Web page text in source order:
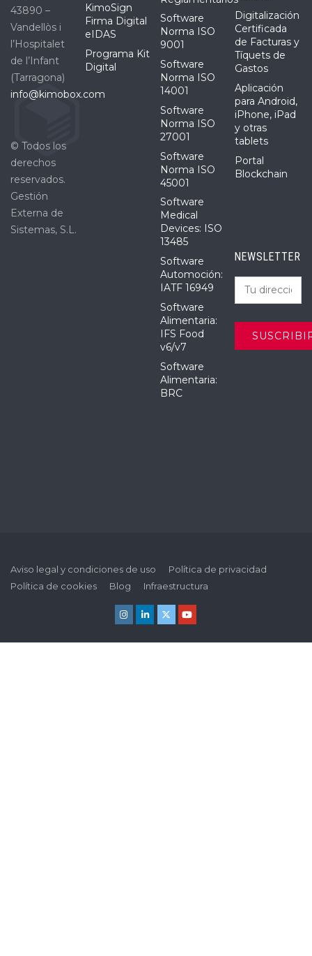
43890 –
Vandellòs i
l’Hospitalet
de l’Infant
(Tarragona)
info@kimobox.com
© Todos los
derechos
reservados.
Gestión
Externa de
Sistemas, S.L.
KimoSign
Firma Digital
eIDAS
Programa Kit
Digital
Software
Norma ISO
9001
Software
Norma ISO
14001
Software
Norma ISO
27001
Software
Norma ISO
45001
Software
Medical
Devices: ISO
13485
Software
Automoción:
IATF 16949
Software
Alimentaria:
IFS Food
v6/v7
Software
Alimentaria:
BRC
Digitalización
Certificada
de Facturas y
Tíquets de
Gastos
Aplicación
para Android,
iPhone, iPad
y otras
tablets
Portal
Blockchain
NEWSLETTER
Aviso legal y condiciones de uso
Política de privacidad
Política de cookies
Blog Infraestructura